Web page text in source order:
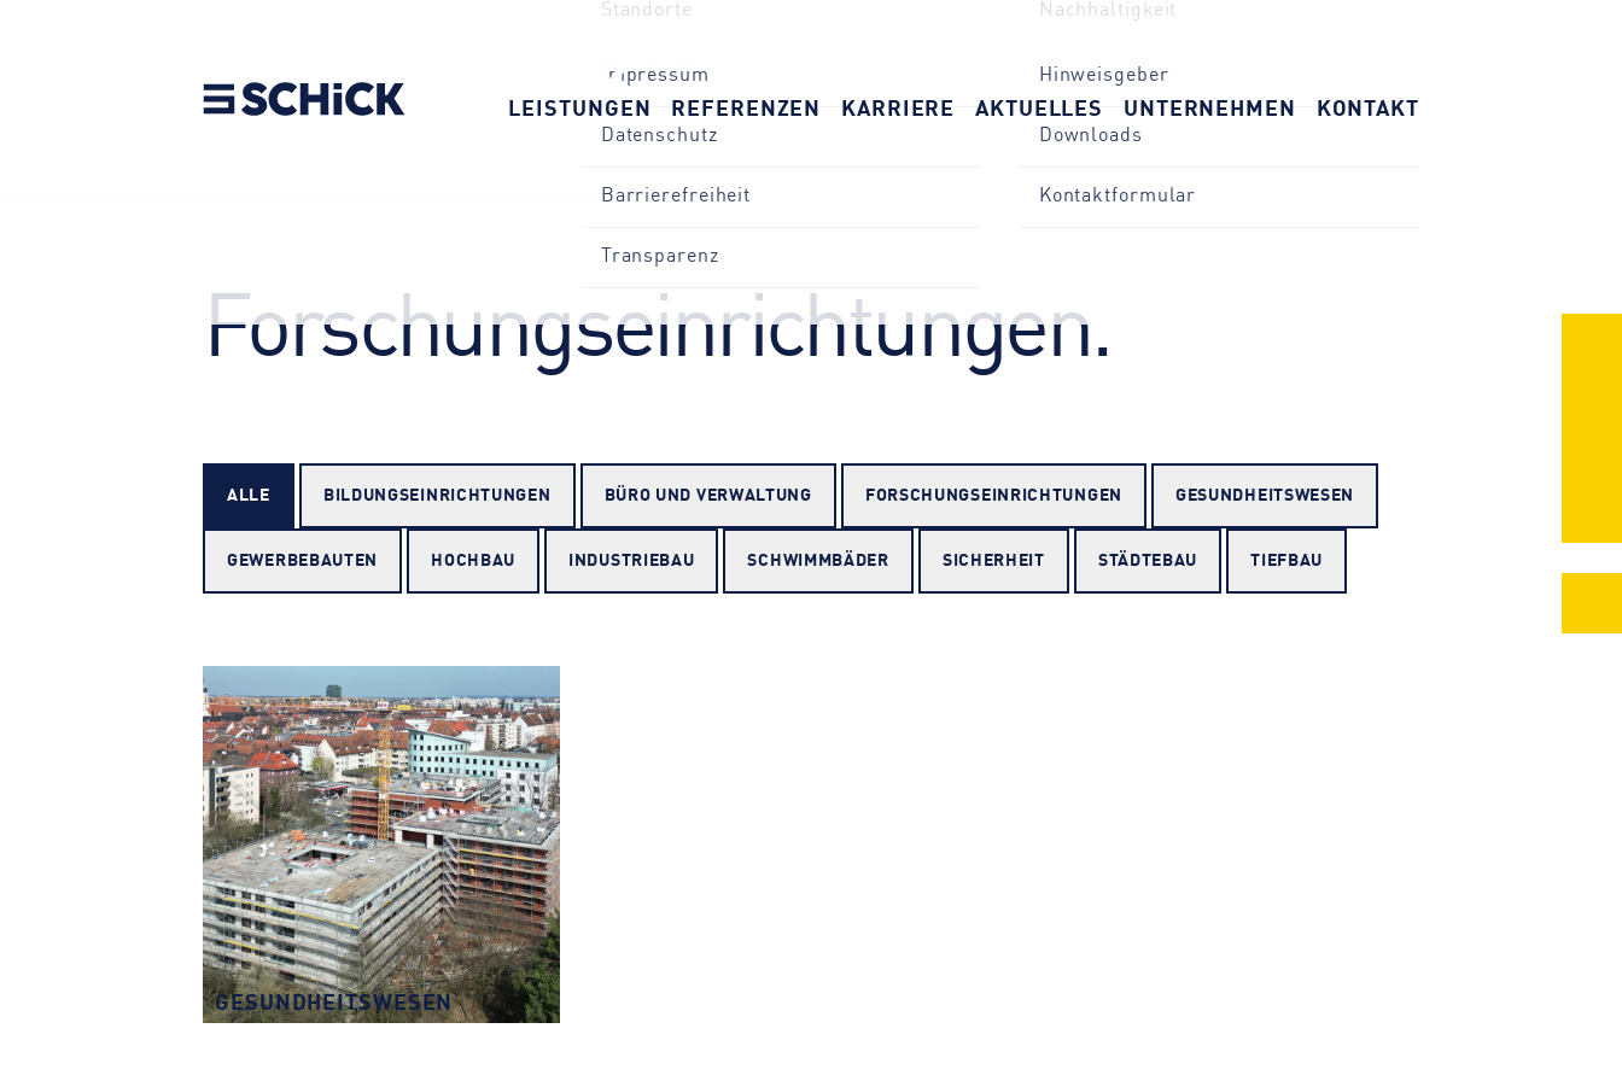
LEISTUNGEN REFERENZEN KARRIERE AKTUELLES UNTERNEHMEN KONTAKT
Impressum
Transparenz
Hinweisgeber
Forschungs­­einrichtungen.
ALLE BILDUNGSEIN­RICHTUNGEN BÜRO UND VERWALTUNG FORSCHUNGS­EINRICHTUNGEN GESUNDHEITS­WESEN
GEWERBE­BAUTEN HOCHBAU INDUSTRIEBAU SCHWIMM­BÄDER SICHERHEIT STÄDTEBAU TIEFBAU
GESUNDHEITS­WESEN